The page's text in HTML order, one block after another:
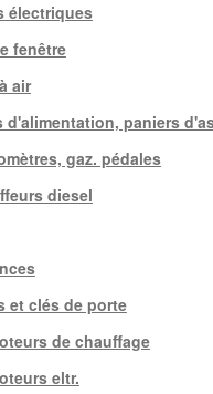
électriques
fenêtre
air
d'alimentation, paniers
gaz. pédales
diesel
et clés de porte
de chauffage
eltr.